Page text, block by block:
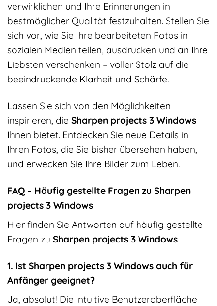
verwirklichen und Ihre Erinnerungen in
bestmöglicher Qualität festzuhalten. Stellen Sie
sich vor, wie Sie Ihre bearbeiteten Fotos in
sozialen Medien teilen, ausdrucken und an Ihre
Liebsten verschenken – voller Stolz auf die
beeindruckende Klarheit und Schärfe.
Lassen Sie sich von den Möglichkeiten
inspirieren, die Sharpen projects 3 Windows
Ihnen bietet. Entdecken Sie neue Details in
Ihren Fotos, die Sie bisher übersehen haben,
und erwecken Sie Ihre Bilder zum Leben.
FAQ – Häufig gestellte Fragen zu Sharpen
projects 3 Windows
Hier finden Sie Antworten auf häufig gestellte
Fragen zu Sharpen projects 3 Windows.
1. Ist Sharpen projects 3 Windows auch für
Anfänger geeignet?
Ja, absolut! Die intuitive Benutzeroberfläche